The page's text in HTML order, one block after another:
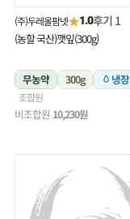
(주)두레올팜넷★1.0후기 1
(농할 국산)깻잎(300g)
무농약 300g 냉장
조합원
비조합원 10,230원